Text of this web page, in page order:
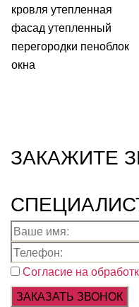
кровля утепленная
фасад утепленный
перегородки пеноблок
окна
ЗАКАЖИТЕ
Согласие на